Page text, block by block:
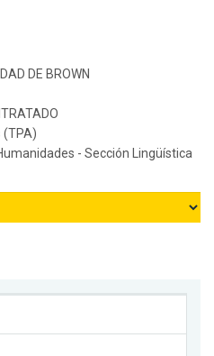
DE BROWN
- Sección Lingüística